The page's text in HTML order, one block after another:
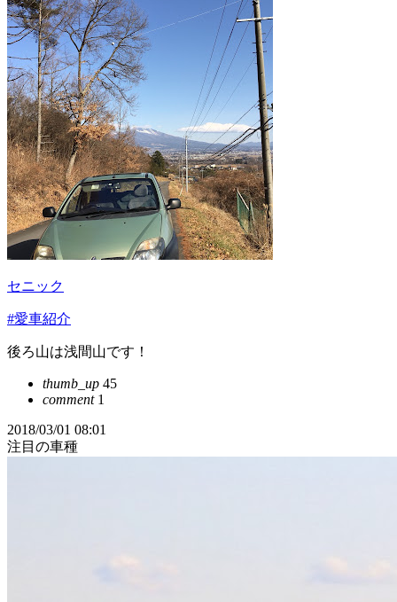
セニック
#愛車紹介
後ろ山は浅間山です！
thumb_up 45
comment1
2018/03/01 08:01
注目の車種